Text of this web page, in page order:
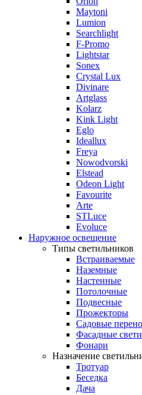
Maytoni
Lumion
Searchlight
F-Promo
Lightstar
Sonex
Crystal Lux
Divinare
Artglass
Kolarz
Kink Light
Eglo
Ideallux
Freya
Nowodvorski
Elstead
Odeon Light
Favourite
Arte
STLuce
Evoluce
Наружное освещение
Типы светильников
Встраиваемые
Наземные
Настенные
Потолочные
Подвесные
Прожекторы
Садовые
Фасадные
Фонари
Назначение
Тротуар
Беседка
Дача